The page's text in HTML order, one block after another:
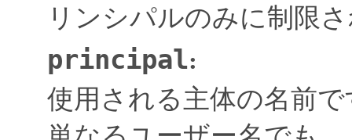
リンシパルのみに制限
principal:
使用される主体の名前で